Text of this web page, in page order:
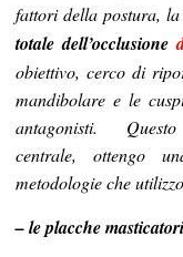
fattori della postura,
totale dell’occlusione
obiettivo, cerco di
mandibolare e le
antagonisti.
centrale, ottengo
metodologie che
– le placche